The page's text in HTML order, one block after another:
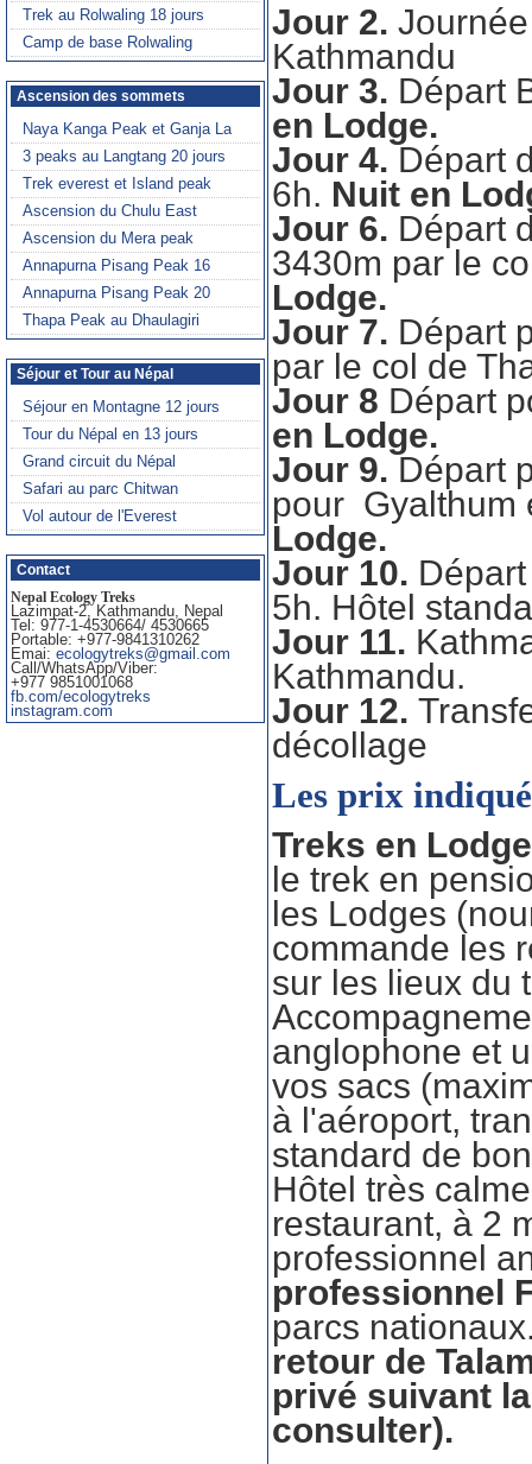
Jour 2.
Kathmandu
Jour 3. Départ
en Lodge.
Jour 4. Départ
6h. Nuit en
Jour 6. Départ
3430m par le
Lodge.
Jour 7. Départ
par le col de
Jour 8 Départ
en Lodge.
Jour 9. Départ
pour Gyalthum
Lodge.
Jour 10.
5h. Hôtel
Jour 11.
Kathmandu.
Jour 12.
décollage
Les prix
Treks en
le trek en
les Lodges
commande les
sur les lieux du
anglophone et
vos sacs
à l'aéroport,
standard de
Hôtel très
restaurant, à 2
professionnel
professionnel
parcs
retour de
privé suivant
consulter).